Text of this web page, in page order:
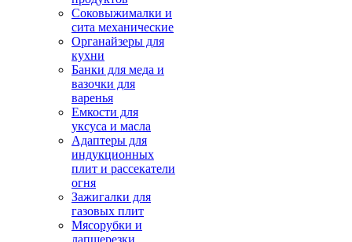
Соковыжималки и
сита механические
Органайзеры для
кухни
Банки для меда и
вазочки для
варенья
Емкости для
уксуса и масла
Адаптеры для
индукционных
плит и рассекатели
огня
Зажигалки для
газовых плит
Мясорубки и
лапшерезки